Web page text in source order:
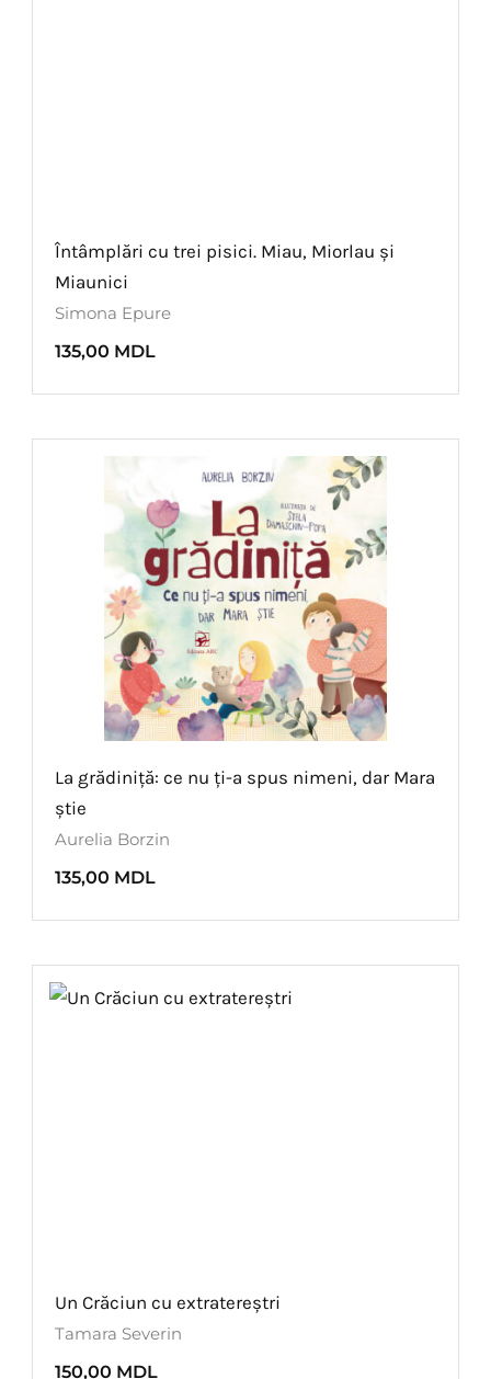
Întâmplări cu trei pisici. Miau, Miorlau și
Miaunici
Simona Epure
135,00 MDL
La grădiniță: ce nu ți-a spus nimeni, dar Mara
știe
Aurelia Borzin
135,00 MDL
Un Crăciun cu extratereștri
Tamara Severin
150,00 MDL